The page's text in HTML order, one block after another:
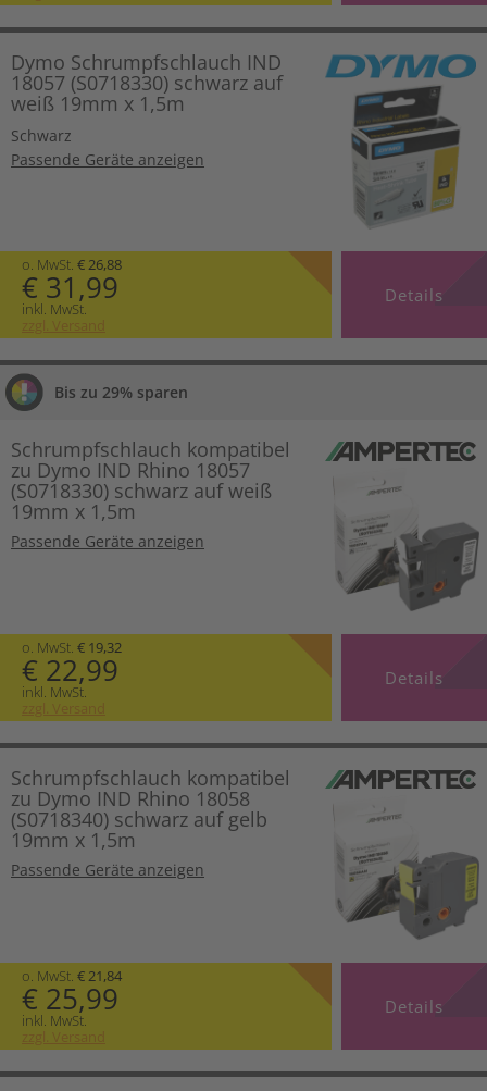
Dymo Schrumpfschlauch IND
18057 (S0718330) schwarz auf
weiß 19mm x 1,5m
Schwarz
Passende Geräte anzeigen
o. MwSt. € 26,88
€ 31,99
inkl. MwSt.
zzgl. Versand
Details
Bis zu 29% sparen
Schrumpfschlauch kompatibel
zu Dymo IND Rhino 18057
(S0718330) schwarz auf weiß
19mm x 1,5m
Passende Geräte anzeigen
o. MwSt. € 19,32
€ 22,99
inkl. MwSt.
zzgl. Versand
Details
Schrumpfschlauch kompatibel
zu Dymo IND Rhino 18058
(S0718340) schwarz auf gelb
19mm x 1,5m
Passende Geräte anzeigen
o. MwSt. € 21,84
€ 25,99
inkl. MwSt.
zzgl. Versand
Details